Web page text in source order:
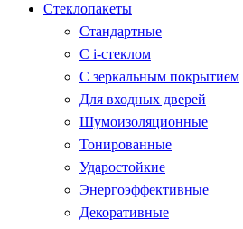
Стеклопакеты
Стандартные
С i-стеклом
С зеркальным покрытием
Для входных дверей
Шумоизоляционные
Тонированные
Ударостойкие
Энергоэффективные
Декоративные